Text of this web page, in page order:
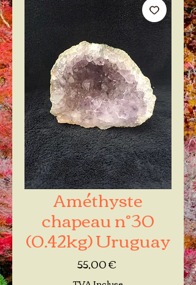
Améthyste
chapeau n°30
(0.42kg) Uruguay
55,00 €Prix